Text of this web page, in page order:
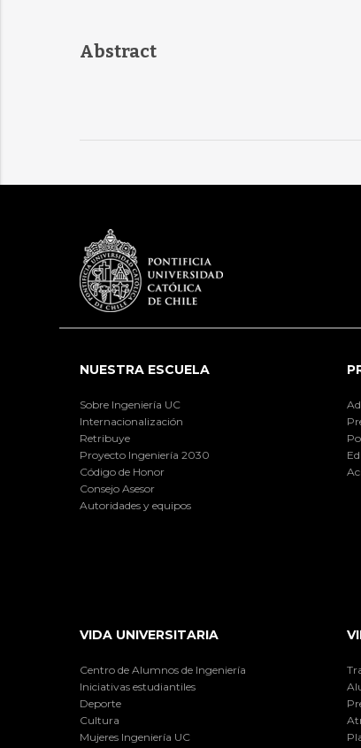
Abstract
NUESTRA ESCUELA
Sobre Ingeniería UC
Internacionalización
Retribuye
Proyecto Ingeniería 2030
Código de Honor
Consejo Asesor
Autoridades y equipos
VIDA UNIVERSITARIA
Centro de Alumnos de Ingeniería
Iniciativas estudiantiles
Deporte
Cultura
Mujeres Ingeniería UC